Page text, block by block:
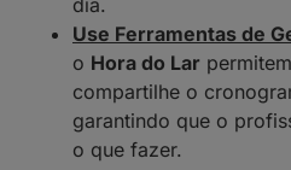
Use Ferramentas de
o Hora do Lar
compartilhe o
garantindo que o
o que fazer.